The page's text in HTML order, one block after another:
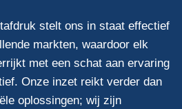
stelt ons in staat effectief
markten, waardoor elk
met een schat aan ervaring
Onze inzet reikt verder dan
oplossingen; wij zijn